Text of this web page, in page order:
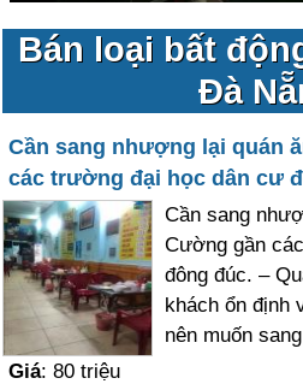
Bán loại bất
Đà
Cần sang nhượng lại quán
các trường đại học dân cư
Cần sang
Cường gần
đông đúc. –
khách ổn định
nên muốn
Giá: 80 triệu